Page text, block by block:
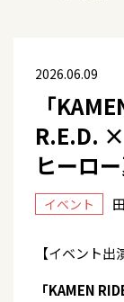
2026.06.09
「
R.E.D.
ヒーロ
イベント
【イベント出
「KAMEN